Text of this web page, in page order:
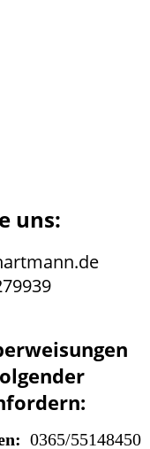
uns:
0365/55148450